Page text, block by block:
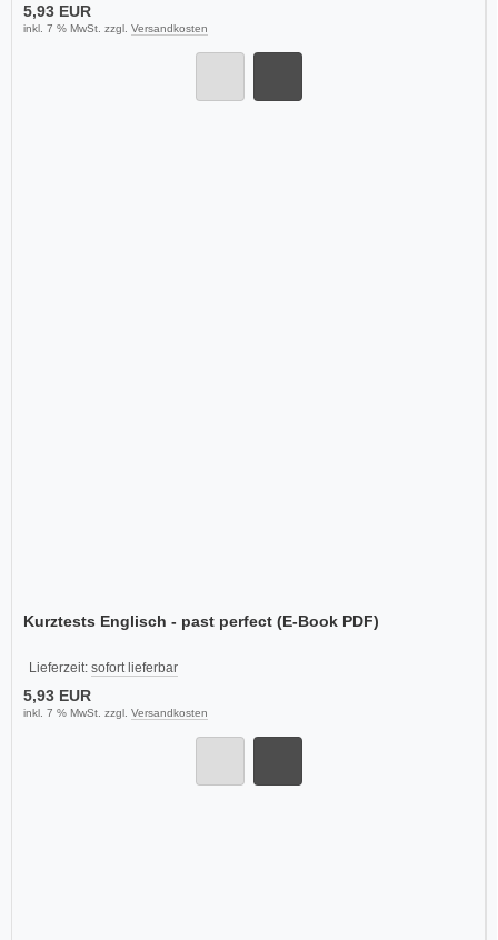
5,93 EUR
inkl. 7 % MwSt. zzgl. Versandkosten
Kurztests Englisch - past perfect (E-Book PDF)
Lieferzeit: sofort lieferbar
5,93 EUR
inkl. 7 % MwSt. zzgl. Versandkosten